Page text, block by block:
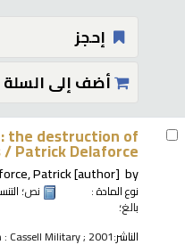
إحجز
أضف إلى السلة
the destruction of
/Patrick Delaforce.
by
Patrick[author]
نوع المادة : نص؛
بالغ؛
الناشر:Cassell Military ; 2001